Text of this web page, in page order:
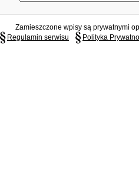
Zamieszczone wpisy są prywatnymi
Regulamin serwisu
Polityka